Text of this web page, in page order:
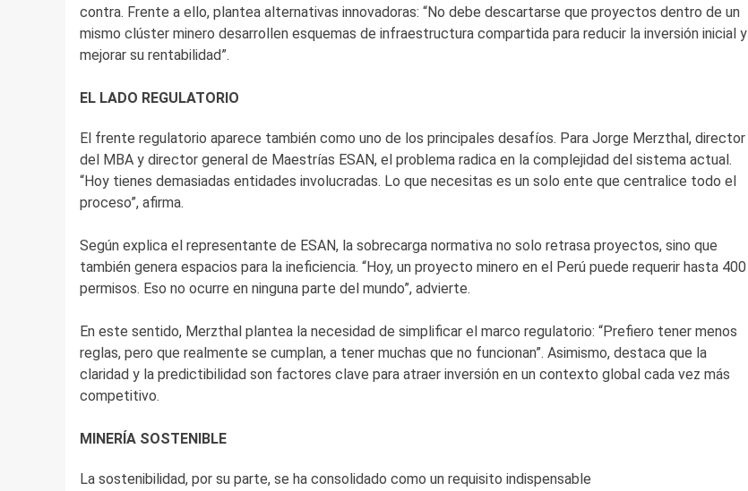
contra. Frente a ello, plantea alternativas innovadoras: “No debe descartarse que proyectos dentro de un
mismo clúster minero desarrollen esquemas de infraestructura compartida para reducir la inversión inicial y
mejorar su rentabilidad”.
EL LADO REGULATORIO
El frente regulatorio aparece también como uno de los principales desafíos. Para Jorge Merzthal, director
del MBA y director general de Maestrías ESAN, el problema radica en la complejidad del sistema actual.
“Hoy tienes demasiadas entidades involucradas. Lo que necesitas es un solo ente que centralice todo el
proceso”, afirma.
Según explica el representante de ESAN, la sobrecarga normativa no solo retrasa proyectos, sino que
también genera espacios para la ineficiencia. “Hoy, un proyecto minero en el Perú puede requerir hasta 400
permisos. Eso no ocurre en ninguna parte del mundo”, advierte.
En este sentido, Merzthal plantea la necesidad de simplificar el marco regulatorio: “Prefiero tener menos
reglas, pero que realmente se cumplan, a tener muchas que no funcionan”. Asimismo, destaca que la
claridad y la predictibilidad son factores clave para atraer inversión en un contexto global cada vez más
competitivo.
MINERÍA SOSTENIBLE
La sostenibilidad, por su parte, se ha consolidado como un requisito indispensable